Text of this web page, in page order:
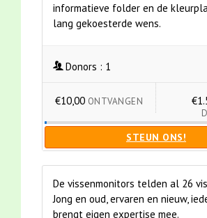
informatieve folder en de
lang gekoesterde wens.
Donors : 1
€10,00 ONTVANGEN
STEUN ONS!
De vissenmonitors telden al 26
Jong en oud, ervaren en nieuw,
brengt eigen expertise mee.